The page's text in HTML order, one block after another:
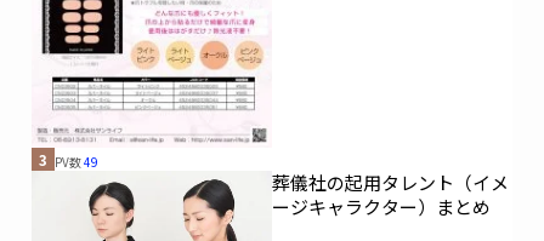
3 PV数49
葬儀社の起用タレント（イメ
ージキャラクター）まとめ